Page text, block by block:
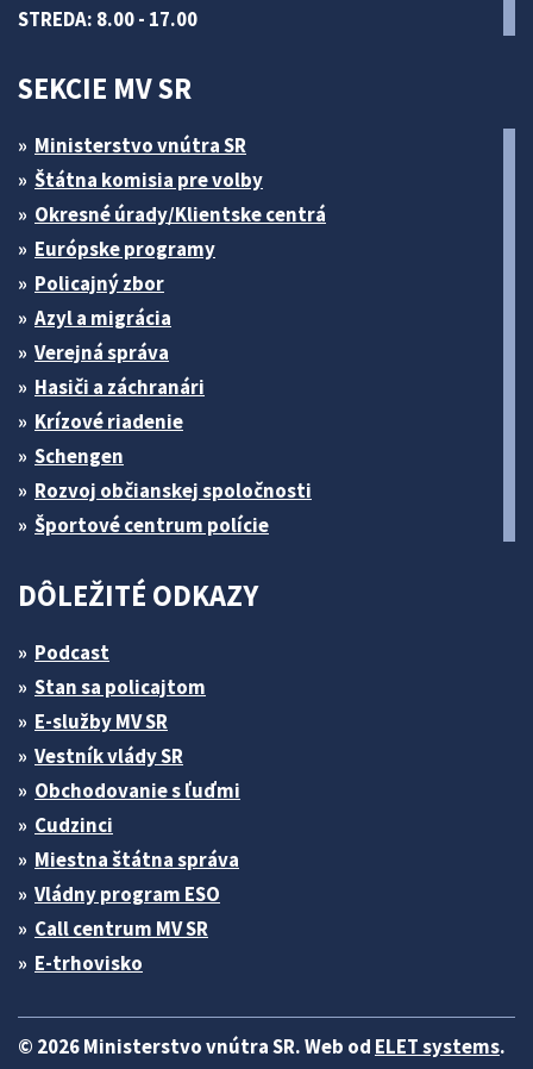
STREDA: 8.00 - 17.00
SEKCIE MV SR
Ministerstvo vnútra SR
Štátna komisia pre volby
Okresné úrady/Klientske centrá
Európske programy
Policajný zbor
Azyl a migrácia
Verejná správa
Hasiči a záchranári
Krízové riadenie
Schengen
Rozvoj občianskej spoločnosti
Športové centrum polície
DÔLEŽITÉ ODKAZY
Podcast
Stan sa policajtom
E-služby MV SR
Vestník vlády SR
Obchodovanie s ľuďmi
Cudzinci
Miestna štátna správa
Vládny program ESO
Call centrum MV SR
E-trhovisko
© 2026 Ministerstvo vnútra SR. Web od ELET systems.